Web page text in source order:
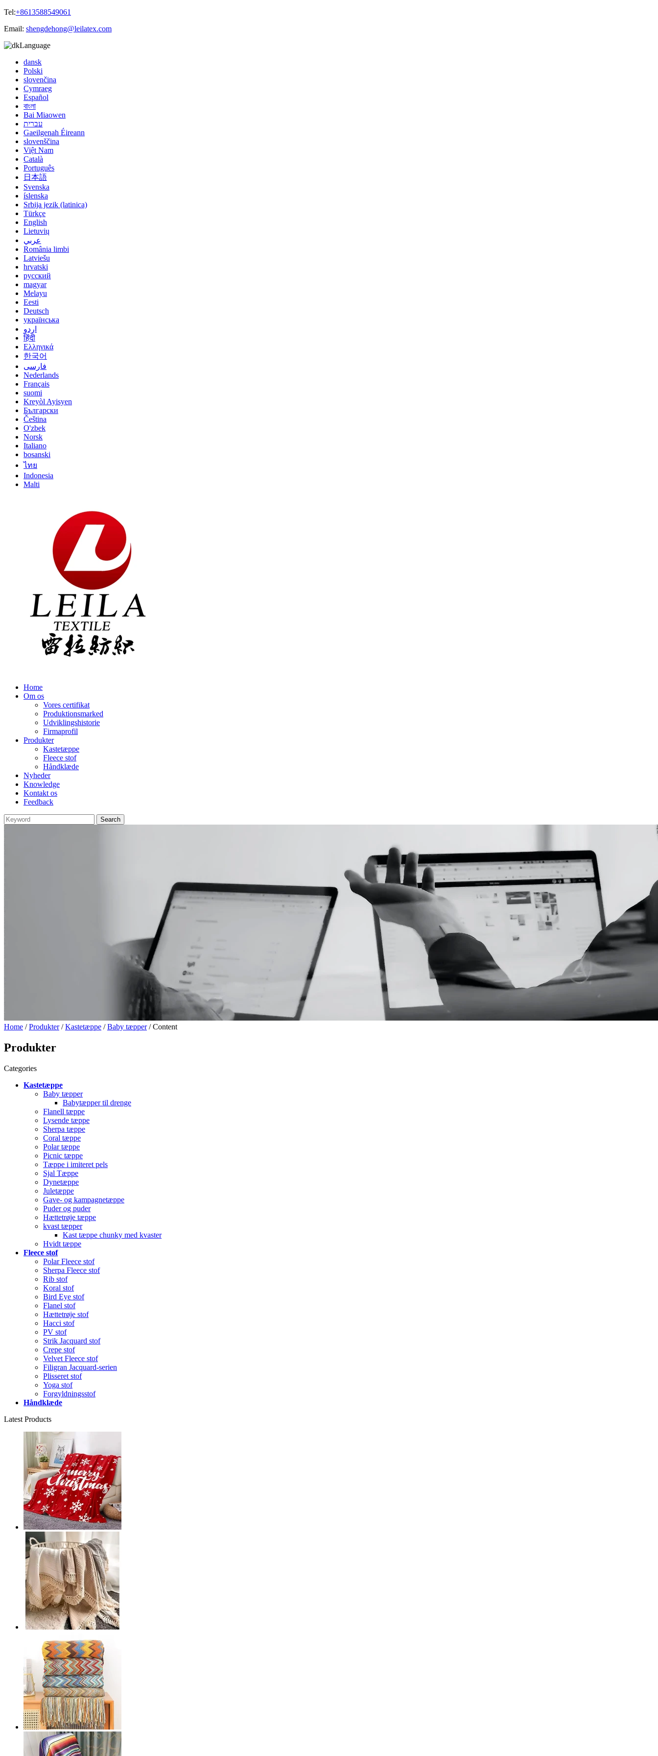
Tel:+8613588549061
Email: shengdehong@leilatex.com
Language
dansk
Polski
slovenčina
Cymraeg
Español
বাংলা
Bai Miaowen
עברית
Gaeilgenah Éireann
slovenščina
Việt Nam
Català
Português
日本語
Svenska
íslenska
Srbija jezik (latinica)
Türkçe
English
Lietuvių
عربي
România limbi
Latviešu
hrvatski
русский
magyar
Melayu
Eesti
Deutsch
українська
اردو
हिंदी
Ελληνικά
한국어
فارسی
Nederlands
Français
suomi
Kreyòl Ayisyen
Български
Čeština
O'zbek
Norsk
Italiano
bosanski
ไทย
Indonesia
Malti
Home
Om os
Vores certifikat
Produktionsmarked
Udviklingshistorie
Firmaprofil
Produkter
Kastetæppe
Fleece stof
Håndklæde
Nyheder
Knowledge
Kontakt os
Feedback
Home /Produkter/Kastetæppe /Baby tæpper/ Content
Produkter
Categories
Kastetæppe
Baby tæpper
Babytæpper til drenge
Flanell tæppe
Lysende tæppe
Sherpa tæppe
Coral tæppe
Polar tæppe
Picnic tæppe
Tæppe i imiteret pels
Sjal Tæppe
Dynetæppe
Juletæppe
Gave- og kampagnetæppe
Puder og puder
Hættetrøje tæppe
kvast tæpper
Kast tæppe chunky med kvaster
Hvidt tæppe
Fleece stof
Polar Fleece stof
Sherpa Fleece stof
Rib stof
Koral stof
Bird Eye stof
Flanel stof
Hættetrøje stof
Hacci stof
PV stof
Strik Jacquard stof
Crepe stof
Velvet Fleece stof
Filigran Jacquard-serien
Plisseret stof
Yoga stof
Forgyldningsstof
Håndklæde
Latest Products